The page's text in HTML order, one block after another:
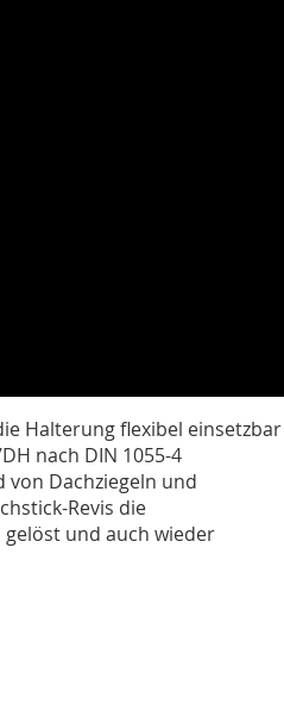
Halterung flexibel einsetzbar
nach DIN 1055-4
von Dachziegeln und
Revis die
und auch wieder